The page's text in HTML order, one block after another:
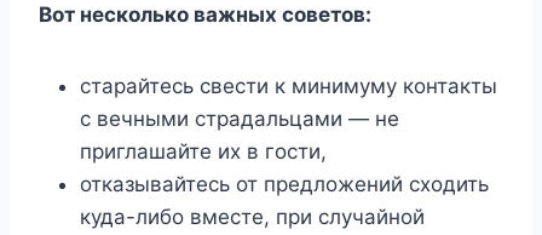
Вот несколько важных советов:
старайтесь свести к минимуму контакты
с вечными страдальцами — не
приглашайте их в гости,
отказывайтесь от предложений сходить
куда-либо вместе, при случайной